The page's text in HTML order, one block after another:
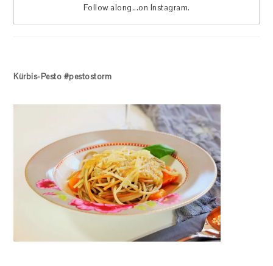
Follow along...on Instagram.
Kürbis-Pesto #pestostorm